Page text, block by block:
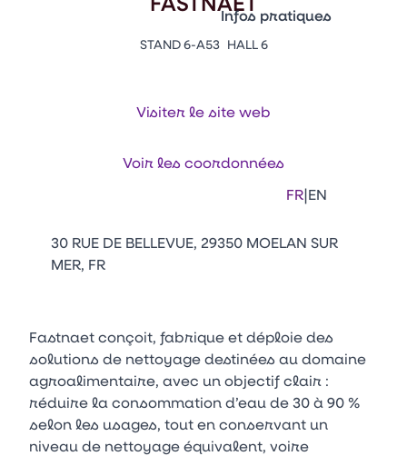
Vitrine Innovations
Emballages
Infos pratiques
Contacts
Appuyez sur Entrée pour
FR|EN
STAND 6-A53 HALL 6
Visiter le site web
Voir les coordonnées
30 RUE DE BELLEVUE, 29350 MOELAN SUR
MER, FR
Fastnaet conçoit, fabrique et déploie des
solutions de nettoyage destinées au domaine
agroalimentaire, avec un objectif clair :
réduire la consommation d’eau de 30 à 90 %
selon les usages, tout en conservant un
niveau de nettoyage équivalent, voire